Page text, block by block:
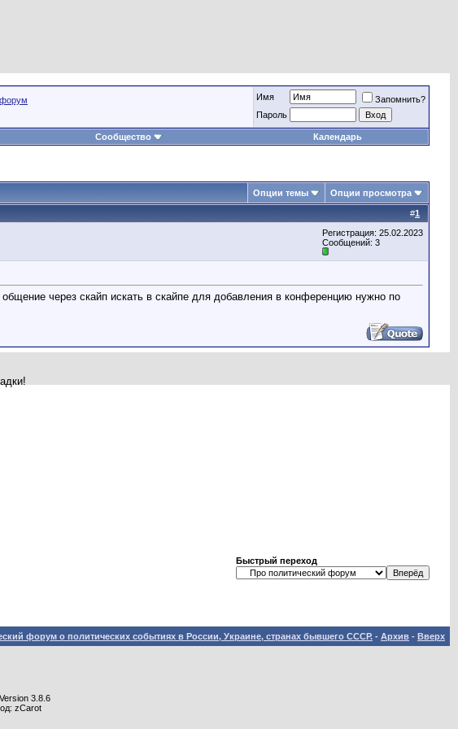
Имя
Запомнить?
Пароль
Сообщество Календарь
Опции темы Опции просмотра
#1
Регистрация: 25.02.2023
Сообщений: 3
через скайп искать в скайпе для добавления в конференцию нужно по
Быстрый переход
форум о политических событиях в России, Украине, странах бывшего СССР. - Архив - Вверх
3.8.6
zCarot